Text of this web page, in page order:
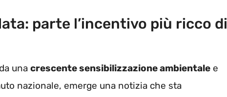
parte l’incentivo più ricco di
una crescente sensibilizzazione ambientale e
nazionale, emerge una notizia che sta